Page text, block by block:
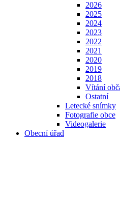
2026
2025
2024
2023
2022
2021
2020
2019
2018
Vítání
Ostatní
Letecké snímky
Fotografie obce
Videogalerie
Obecní úřad